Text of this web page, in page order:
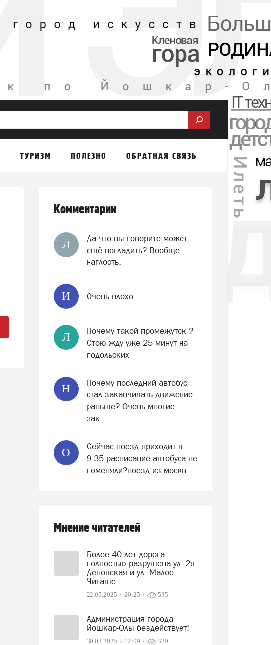
ТУРИЗМ ПОЛЕЗНО ОБРАТНАЯ СВЯЗЬ
Комментарии
Л
Да что вы говорите,может
ещё погладить? Вообще
наглость.
И Очень плохо
Л
Почему такой промежуток ?
Стою жду уже 25 минут на
подольских
Н
Почему последний автобус
стал заканчивать движение
раньше? Очень многие
зак...
О
Сейчас поезд приходит в
9.35 расписание автобуса не
поменяли?поезд из москв...
Мнение читателей
Более 40 лет дорога
полностью разрушена ул. 2я
Деповская и ул. Малое
Чигаше...
22.05.2025 20:25 535
Администрация города
Йошкар-Олы бездействует!
30.03.2025 12:09 329